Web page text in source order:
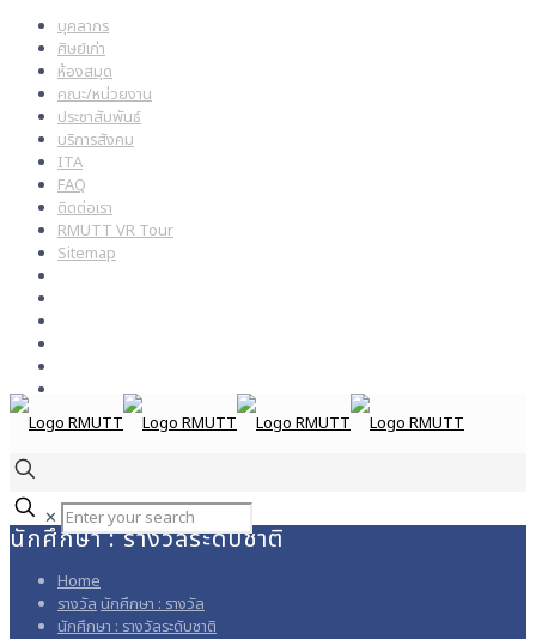
บุคลากร
ศิษย์เก่า
ห้องสมุด
คณะ/หน่วยงาน
ประชาสัมพันธ์
บริการสังคม
ITA
FAQ
ติดต่อเรา
RMUTT VR Tour
Sitemap
✕
นักศึกษา : รางวัลระดับชาติ
Home
รางวัล นักศึกษา : รางวัล
นักศึกษา : รางวัลระดับชาติ